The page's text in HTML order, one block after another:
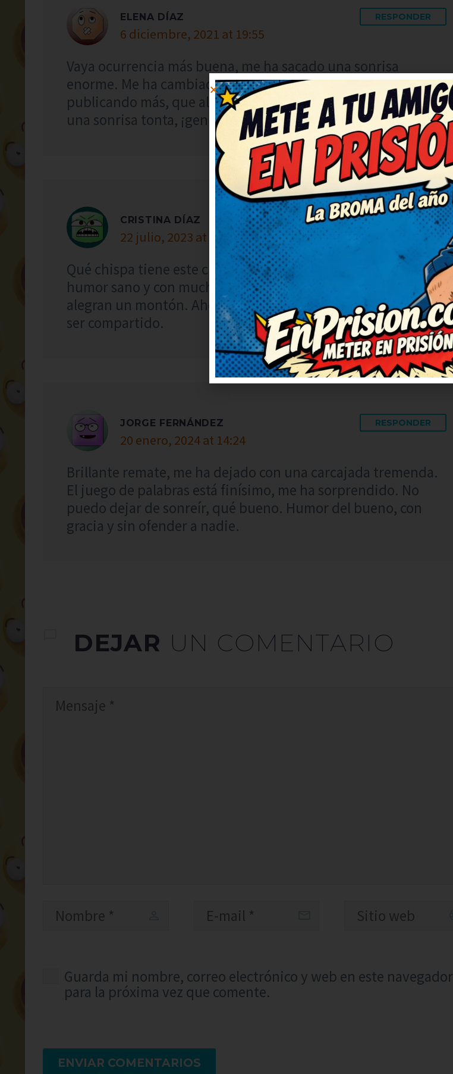
ELENA DÍAZ
6 diciembre, 2021 at 19:55
RESPONDER
Vaya ocurrencia más buena, me ha sacado una sonrisa
enorme. Me ha cambiado el ánimo para bien, gracias. Seguid
publicando más, que alegran un montón. Me he quedado con
una sonrisa tonta, ¡genial!
CRISTINA DÍAZ
22 julio, 2023 at 21:10
RESPONDER
Qué chispa tiene este chiste, me partí de risa. Así da gusto,
humor sano y con mucha gracia. Seguid publicando más, que
alegran un montón. Ahora mismo lo reenvío porque merece
ser compartido.
JORGE FERNÁNDEZ
20 enero, 2024 at 14:24
RESPONDER
Brillante remate, me ha dejado con una carcajada tremenda.
El juego de palabras está finísimo, me ha sorprendido. No
puedo dejar de sonreír, qué bueno. Humor del bueno, con
gracia y sin ofender a nadie.
DEJAR UN COMENTARIO
Guarda mi nombre, correo electrónico y web en este navegador
para la próxima vez que comente.
ENVIAR COMENTARIOS